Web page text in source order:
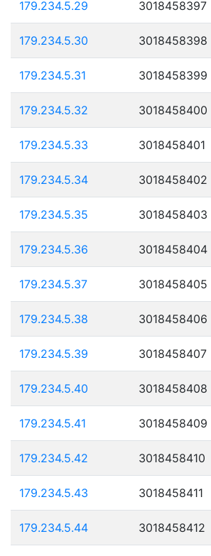
179.234.5.29 3018458397
179.234.5.30 3018458398
179.234.5.31 3018458399
179.234.5.32 3018458400
179.234.5.33 3018458401
179.234.5.34 3018458402
179.234.5.35 3018458403
179.234.5.36 3018458404
179.234.5.37 3018458405
179.234.5.38 3018458406
179.234.5.39 3018458407
179.234.5.40 3018458408
179.234.5.41 3018458409
179.234.5.42 3018458410
179.234.5.43 3018458411
179.234.5.44 3018458412